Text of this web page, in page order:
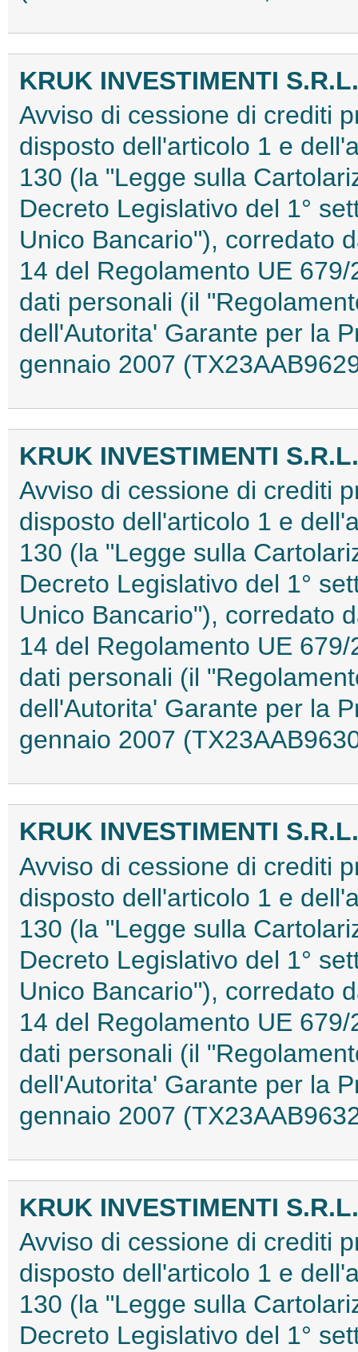
KRUK INVESTIMENTI S.R.L.
Avviso di cessione di crediti
disposto dell'articolo 1 e
130 (la "Legge sulla
Decreto Legislativo del 1°
Unico Bancario"), corredato
14 del Regolamento UE
dati personali (il
dell'Autorita' Garante per la
gennaio 2007
KRUK INVESTIMENTI S.R.L.
Avviso di cessione di crediti
disposto dell'articolo 1 e
130 (la "Legge sulla
Decreto Legislativo del 1°
Unico Bancario"), corredato
14 del Regolamento UE
dati personali (il
dell'Autorita' Garante per la
gennaio 2007
KRUK INVESTIMENTI S.R.L.
Avviso di cessione di crediti
disposto dell'articolo 1 e
130 (la "Legge sulla
Decreto Legislativo del 1°
Unico Bancario"), corredato
14 del Regolamento UE
dati personali (il
dell'Autorita' Garante per la
gennaio 2007
KRUK INVESTIMENTI S.R.L.
Avviso di cessione di crediti
disposto dell'articolo 1 e
130 (la "Legge sulla
Decreto Legislativo del 1°